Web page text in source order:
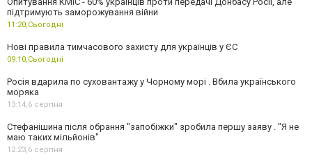
підтримують заморожування війни
11:20,Сьогодні
Нові правила тимчасового захисту для українців у ЄС
09:10,Сьогодні
Росія вдарила по суховантажу у Чорному морі . Вбила українського
моряка
13:14,6 серпня
Стефанішина після обрання "запобіжки" зробила першу заяву . "Я не
маю таких мільйонів"
12:23,6 серпня